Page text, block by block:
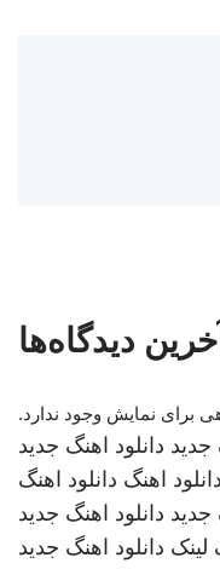
آخرین دیدگاه‌ها
برای نمایش وجود ندارد.
جدید دانلود اهنگ جدید
دانلود اهنگ دانلود اهنگ
جدید دانلود اهنگ جدید
لینک دانلود اهنگ جدید